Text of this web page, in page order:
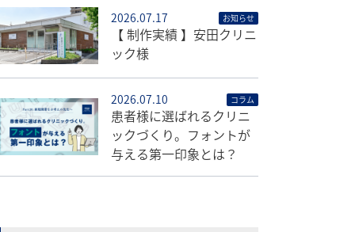
2026.07.17 お知らせ
【 制作実績 】安田クリニ
ック様
2026.07.10 コラム
患者様に選ばれるクリニ
ックづくり。フォントが
与える第一印象とは？